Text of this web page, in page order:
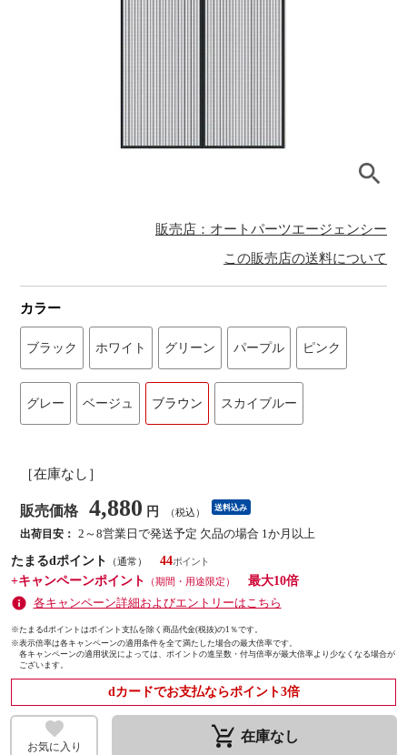
販売店：オートパーツエージェンシー
この販売店の送料について
カラー
ブラック ホワイト グリーン パープル ピンク
グレー ベージュ ブラウン スカイブルー
［在庫なし］
販売価格 4,880 円 （税込） 送料込み
出荷目安： 2～8営業日で発送予定 欠品の場合 1か月以上
たまるdポイント
（通常）
44
+キャンペーンポイント
（期間・用途限定）
最大10倍
各キャンペーン詳細およびエントリーはこちら
※たまるdポイントはポイント支払を除く商品代金(税抜)の1％です。
※表示倍率は各キャンペーンの適用条件を全て満たした場合の最大倍率です。
各キャンペーンの適用状況によっては、ポイントの進呈数・付与倍率が最大倍率より少なくなる場合が
ございます。
dカードでお支払ならポイント3倍
お気に入り remove_shopping_cart 在庫なし